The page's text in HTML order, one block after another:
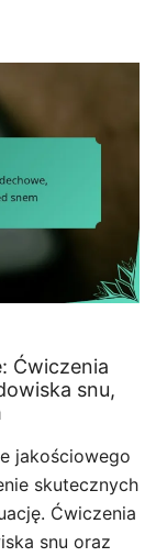
Ćwiczenia
snu,
jakościowego
skutecznych
Ćwiczenia
snu oraz